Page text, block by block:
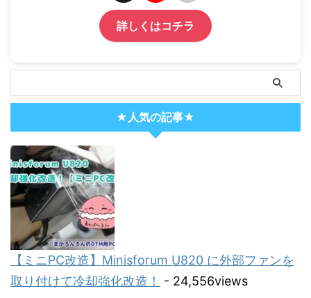
詳しくはコチラ
★人気の記事★
【ミニPC改造】Minisforum U820 に外部ファンを
取り付けて冷却強化改造！
- 24,556views